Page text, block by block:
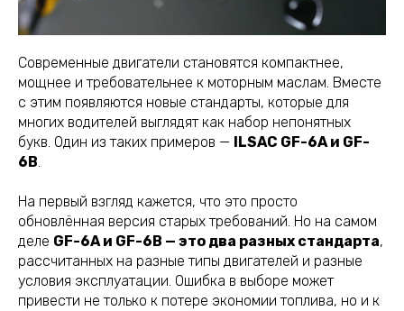
Современные двигатели становятся компактнее,
мощнее и требовательнее к моторным маслам. Вместе
с этим появляются новые стандарты, которые для
многих водителей выглядят как набор непонятных
букв. Один из таких примеров — ILSAC GF-6A и GF-
6B.
На первый взгляд кажется, что это просто
обновлённая версия старых требований. Но на самом
деле GF-6A и GF-6B — это два разных стандарта,
рассчитанных на разные типы двигателей и разные
условия эксплуатации. Ошибка в выборе может
привести не только к потере экономии топлива, но и к